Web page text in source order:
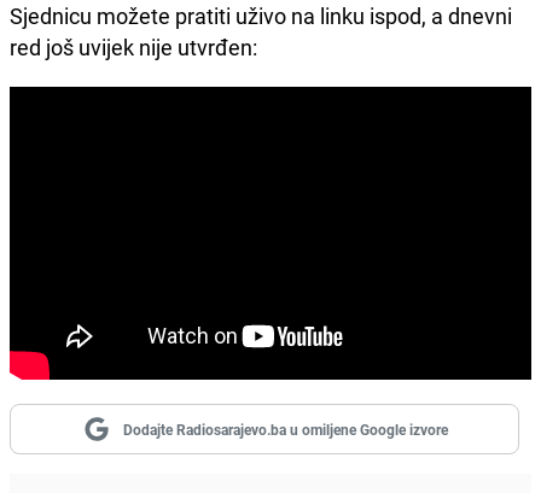
Sjednicu možete pratiti uživo na linku ispod, a dnevni
red još uvijek nije utvrđen:
Dodajte Radiosarajevo.ba u omiljene Google izvore